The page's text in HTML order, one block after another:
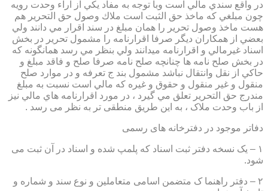
در واقع سندي مالي است وبا توجه به مفاد يكي از آراء وحدت رويه
چون مبلغي كه ماخذ حق الثبت است ملاك وصول حق التحرير هم
هست ماخذ وصول تحرير را همان مبلغ در سند اقرار مي دانند ولي
بعضي از همكاران ديگر صرفا اقرارنامه را مشمول تحرير در بخش
اسناد غيرمالي و اقرارنامه ميدانند ولي بنظر مي رسد همانگونه كه
در بخش صلح نامه ها چنانچه صلح نامه صرفا صلح و فاقد مبلغ و
حاكي از نقل وانتقال نباشد مشمول بند ج تعرفه و در موارد صلح
منقول و غير منقول و حقوق و غيره كه مالي است نسبت به مبلغ
مندرج حق التحرير تعلق مي گيرد ، در مورد اقرارنامه هاي مالي نيز
از باب وحدت ملاک ، به این طریق منطقی تر به نظر می رسد .
دفاتر موجود در دفترخانه های رسمی
۱ – یک نسخه دفتر ثبت اسناد که پلمپ شده و اسناد در آن ثبت می
شود.
۲ – دفتر راهنما ک متضمن اسامی متعاملین و نوع سند و شماره و